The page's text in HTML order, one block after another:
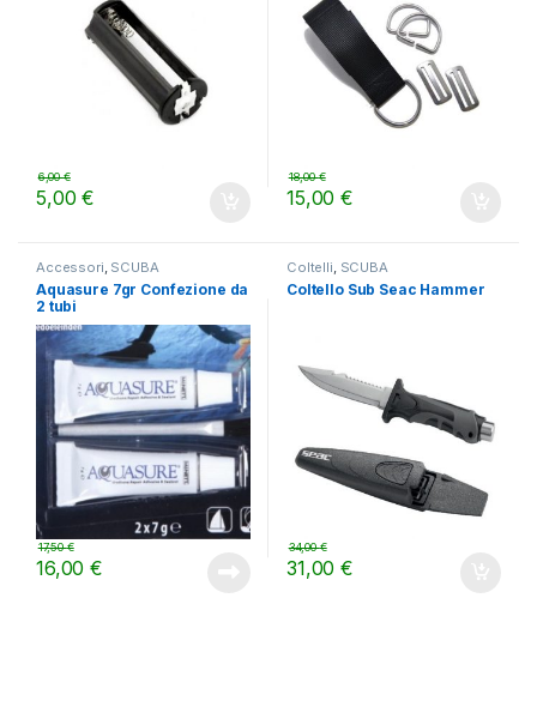
5,00€
6,00€
15,00€
18,00€
Accessori, SCUBA
Aquasure 7gr Confezione da
2 tubi
16,00€
17,50€
Coltelli, SCUBA
Coltello Sub Seac Hammer
31,00€
34,00€